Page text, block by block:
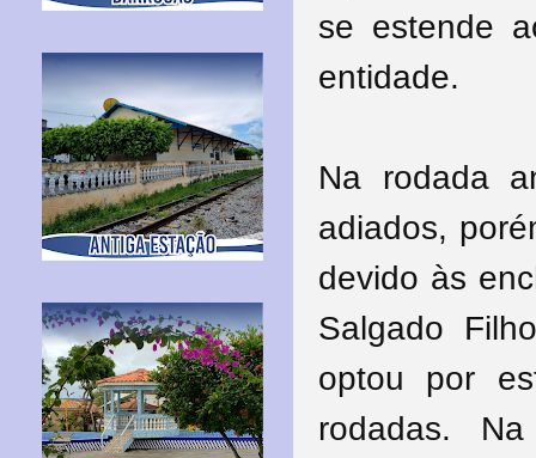
se estende
entidade.
Na rodada
adiados,
devido às
Salgado
optou por
rodadas.